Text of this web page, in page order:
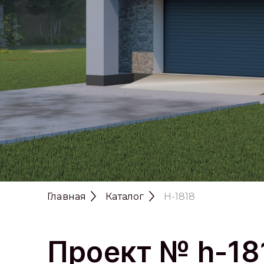
Главная Каталог H-1818
Проект № h-